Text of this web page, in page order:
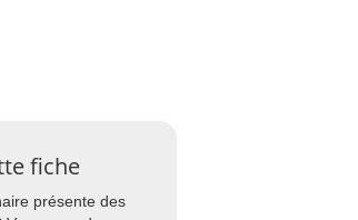
fiche
présente des